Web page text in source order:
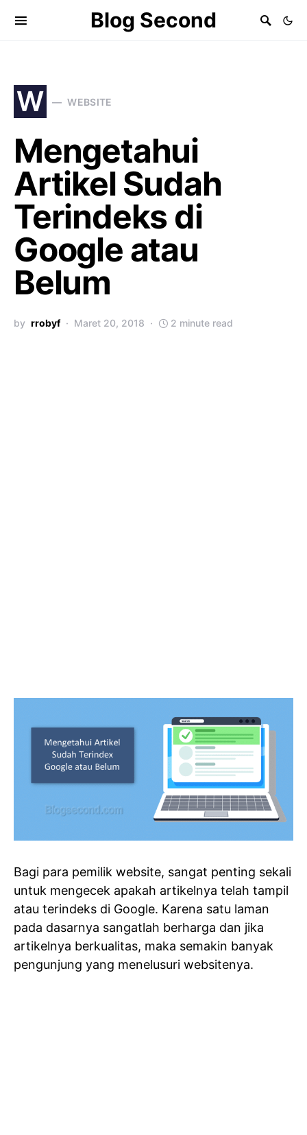
Blog Second
W WEBSITE
Mengetahui
Artikel Sudah
Terindeks di
Google atau
Belum
by rrobyf Maret 20, 2018 2 minute read
Bagi para pemilik website, sangat penting sekali
untuk mengecek apakah artikelnya telah tampil
atau terindeks di Google. Karena satu laman
pada dasarnya sangatlah berharga dan jika
artikelnya berkualitas, maka semakin banyak
pengunjung yang menelusuri websitenya.